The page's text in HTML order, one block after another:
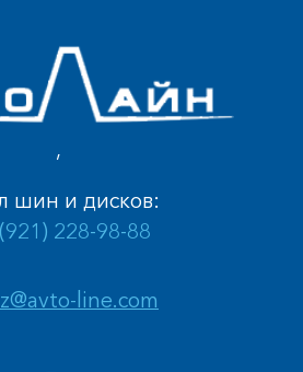
,
line.com
шин и дисков:
228-98-88